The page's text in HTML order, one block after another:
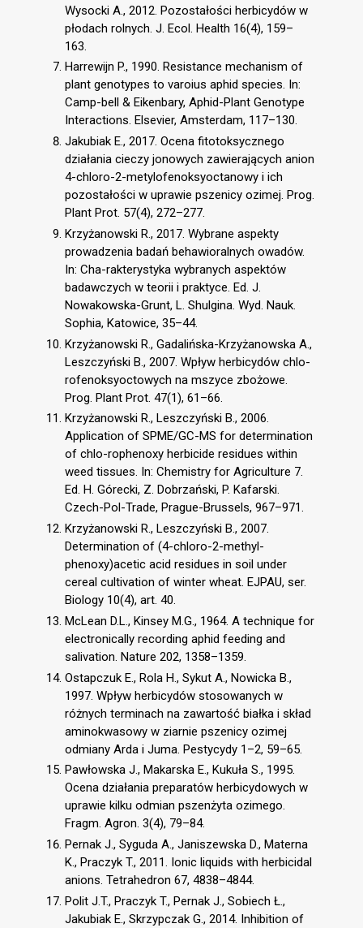
Wysocki A., 2012. Pozostałości herbicydów w
płodach rolnych. J. Ecol. Health 16(4), 159–
163.
Harrewijn P., 1990. Resistance mechanism of
plant genotypes to varoius aphid species. In:
Camp-bell & Eikenbary, Aphid-Plant Genotype
Interactions. Elsevier, Amsterdam, 117–130.
Jakubiak E., 2017. Ocena fitotoksycznego
działania cieczy jonowych zawierających anion
4-chloro-2-metylofenoksyoctanowy i ich
pozostałości w uprawie pszenicy ozimej. Prog.
Plant Prot. 57(4), 272–277.
Krzyżanowski R., 2017. Wybrane aspekty
prowadzenia badań behawioralnych owadów.
In: Cha-rakterystyka wybranych aspektów
badawczych w teorii i praktyce. Ed. J.
Nowakowska-Grunt, L. Shulgina. Wyd. Nauk.
Sophia, Katowice, 35–44.
Krzyżanowski R., Gadalińska-Krzyżanowska A.,
Leszczyński B., 2007. Wpływ herbicydów chlo-
rofenoksyoctowych na mszyce zbożowe.
Prog. Plant Prot. 47(1), 61–66.
Krzyżanowski R., Leszczyński B., 2006.
Application of SPME/GC-MS for determination
of chlo-rophenoxy herbicide residues within
weed tissues. In: Chemistry for Agriculture 7.
Ed. H. Górecki, Z. Dobrzański, P. Kafarski.
Czech-Pol-Trade, Prague-Brussels, 967–971.
Krzyżanowski R., Leszczyński B., 2007.
Determination of (4-chloro-2-methyl-
phenoxy)acetic acid residues in soil under
cereal cultivation of winter wheat. EJPAU, ser.
Biology 10(4), art. 40.
McLean D.L., Kinsey M.G., 1964. A technique for
electronically recording aphid feeding and
salivation. Nature 202, 1358–1359.
Ostapczuk E., Rola H., Sykut A., Nowicka B.,
1997. Wpływ herbicydów stosowanych w
różnych terminach na zawartość białka i skład
aminokwasowy w ziarnie pszenicy ozimej
odmiany Arda i Juma. Pestycydy 1–2, 59–65.
Pawłowska J., Makarska E., Kukuła S., 1995.
Ocena działania preparatów herbicydowych w
uprawie kilku odmian pszenżyta ozimego.
Fragm. Agron. 3(4), 79–84.
Pernak J., Syguda A., Janiszewska D., Materna
K., Praczyk T., 2011. Ionic liquids with herbicidal
anions. Tetrahedron 67, 4838–4844.
Polit J.T., Praczyk T., Pernak J., Sobiech Ł.,
Jakubiak E., Skrzypczak G., 2014. Inhibition of